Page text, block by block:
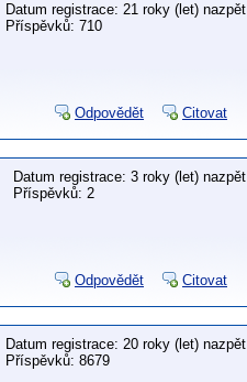
Datum registrace: 21 roky (let) nazpět
Příspěvků: 710
Odpovědět Citovat
Datum registrace: 3 roky (let) nazpět
Příspěvků: 2
Odpovědět Citovat
Datum registrace: 20 roky (let) nazpět
Příspěvků: 8679